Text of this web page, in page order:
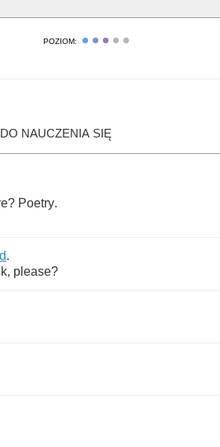
POZIOM:
NAUCZENIA SIĘ
? Poetry.
.
, please?